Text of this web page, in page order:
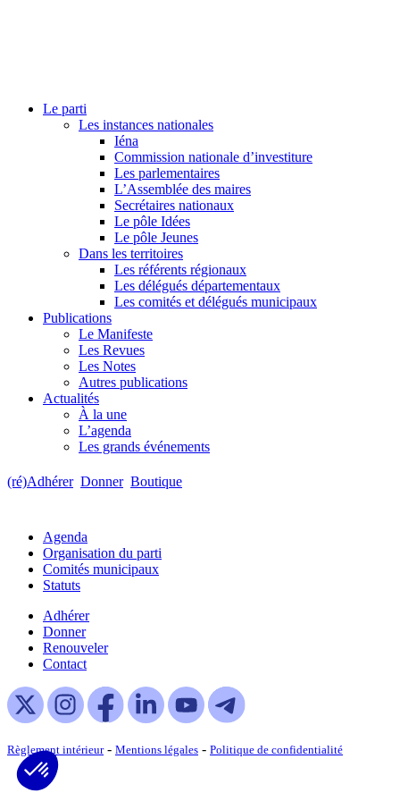
Le parti
Les instances nationales
Iéna
Commission nationale d’investiture
Les parlementaires
L’Assemblée des maires
Secrétaires nationaux
Le pôle Idées
Le pôle Jeunes
Dans les territoires
Les référents régionaux
Les délégués départementaux
Les comités et délégués municipaux
Publications
Le Manifeste
Les Revues
Les Notes
Autres publications
Actualités
À la une
L’agenda
Les grands événements
(ré)Adhérer Donner Boutique
Agenda
Organisation du parti
Comités municipaux
Statuts
Adhérer
Donner
Renouveler
Contact
Règlement intérieur - Mentions légales - Politique de confidentialité